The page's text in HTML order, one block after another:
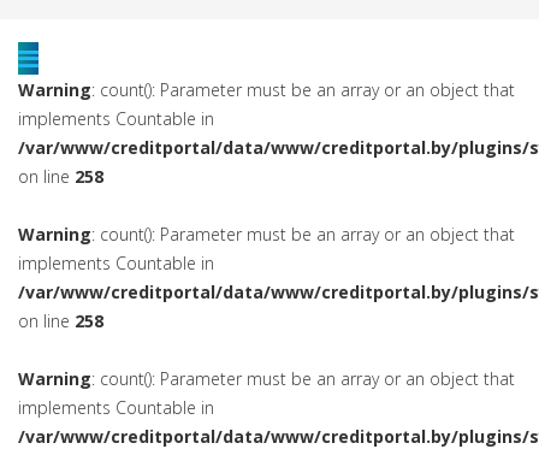
Warning: count(): Parameter must be an array or an object that
implements Countable in
/var/www/creditportal/data/www/creditportal.by/plugins/
on line 258
Warning: count(): Parameter must be an array or an object that
implements Countable in
/var/www/creditportal/data/www/creditportal.by/plugins/
on line 258
Warning: count(): Parameter must be an array or an object that
implements Countable in
/var/www/creditportal/data/www/creditportal.by/plugins/